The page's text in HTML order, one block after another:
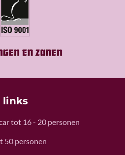
links
tot 16 - 20 personen
50 personen